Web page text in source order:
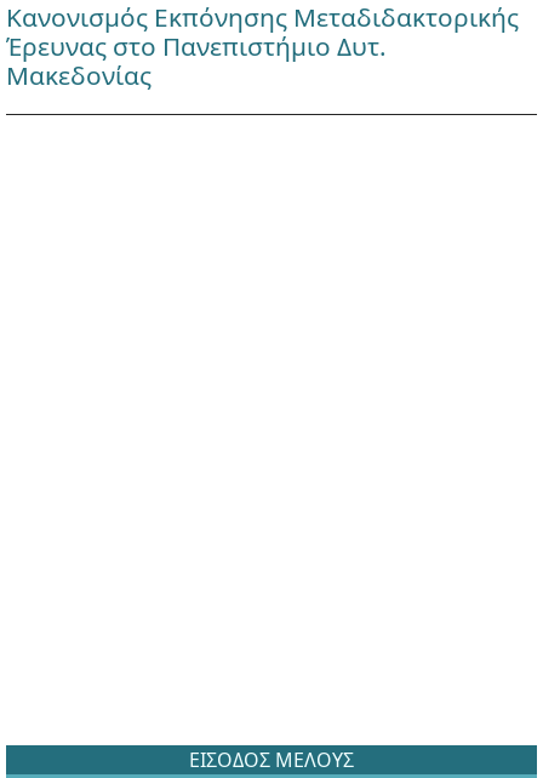
Κανονισμός Εκπόνησης Μεταδιδακτορικής
Έρευνας στο Πανεπιστήμιο Δυτ.
Μακεδονίας
ΕΙΣΟΔΟΣ ΜΕΛΟΥΣ